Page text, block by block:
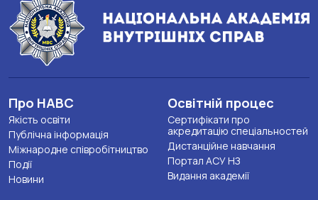
Про НАВС
Якість освіти
Публічна інформація
Міжнародне співробітництво
Події
Новини
Освітній процес
Сертифікати про
акредитацію спеціальностей
Дистанційне навчання
Портал АСУ НЗ
Видання академії